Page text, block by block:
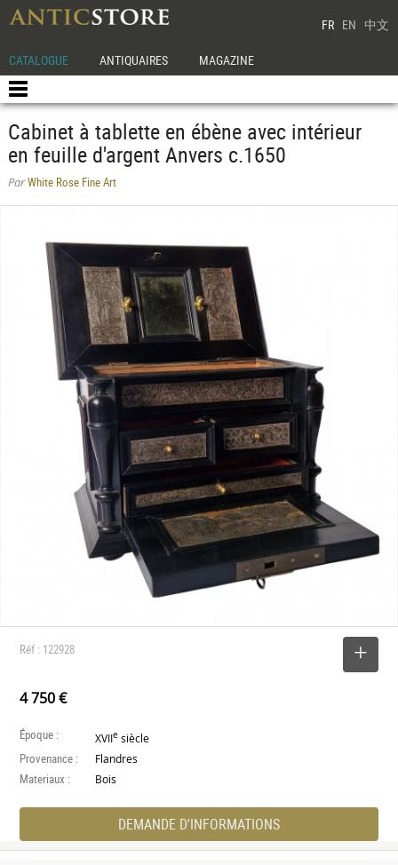
FR EN 中文
CATALOGUE ANTIQUAIRES MAGAZINE
Cabinet à tablette en ébène avec intérieur
en feuille d'argent Anvers c.1650
ParWhite Rose Fine Art
Réf : 122928
4 750 €
Époque : XVIIe siècle
Provenance : Flandres
Materiaux : Bois
DEMANDE D'INFORMATIONS